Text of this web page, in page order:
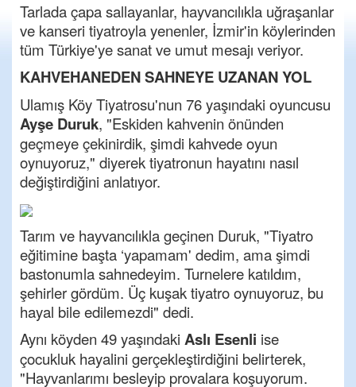
Tarlada çapa sallayanlar, hayvancılıkla uğraşanlar
ve kanseri tiyatroyla yenenler, İzmir'in köylerinden
tüm Türkiye'ye sanat ve umut mesajı veriyor.
KAHVEHANEDEN SAHNEYE UZANAN YOL
Ulamış Köy Tiyatrosu'nun 76 yaşındaki oyuncusu
Ayşe Duruk, "Eskiden kahvenin önünden
geçmeye çekinirdik, şimdi kahvede oyun
oynuyoruz," diyerek tiyatronun hayatını nasıl
değiştirdiğini anlatıyor.
Tarım ve hayvancılıkla geçinen Duruk, "Tiyatro
eğitimine başta ‘yapamam' dedim, ama şimdi
bastonumla sahnedeyim. Turnelere katıldım,
şehirler gördüm. Üç kuşak tiyatro oynuyoruz, bu
hayal bile edilemezdi" dedi.
Aynı köyden 49 yaşındaki Aslı Esenli ise
çocukluk hayalini gerçekleştirdiğini belirterek,
"Hayvanlarımı besleyip provalara koşuyorum.